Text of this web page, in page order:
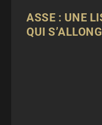
ASSE : UNE
QUI